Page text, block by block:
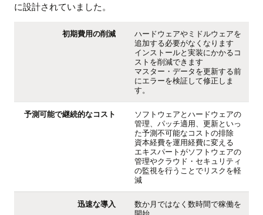
に設計されていました。
初期費用の削減
ハードウェアやミドルウェアを
追加する必要がなくなります
インストールと実装にかかるコ
ストを削減できます
マスター・データを更新する前
にエラーを検証して修正しま
す。
予測可能で継続的なコスト
ソフトウェアとハードウェアの
管理、パッチ適用、更新といっ
た予測不可能なコストの排除
資本経費を運用経費に変える
エキスパートがソフトウェアの
管理やクラウド・セキュリティ
の監視を行うことでリスクを軽
減
迅速な導入
数か月ではなく数時間で稼働を